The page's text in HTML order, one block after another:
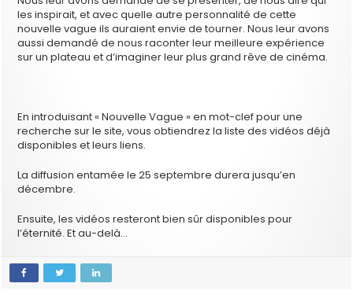
les inspirait, et avec quelle autre personnalité de cette
nouvelle vague ils auraient envie de tourner. Nous leur avons
aussi demandé de nous raconter leur meilleure expérience
sur un plateau et d’imaginer leur plus grand rêve de cinéma.
En introduisant « Nouvelle Vague » en mot-clef pour une
recherche sur le site, vous obtiendrez la liste des vidéos déjà
disponibles et leurs liens.
La diffusion entamée le 25 septembre durera jusqu’en
décembre.
Ensuite, les vidéos resteront bien sûr disponibles pour
l’éternité. Et au-delà…